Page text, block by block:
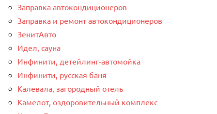
Заправка автокондиционеров
Заправка и ремонт автокондиционеров
ЗенитАвто
Идел, сауна
Инфинити, детейлинг-автомойка
Инфинити, русская баня
Калевала, загородный отель
Камелот, оздоровительный комплекс